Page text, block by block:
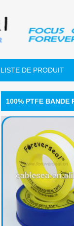
LISTE DE PRODUIT
100% PTFE BANDE